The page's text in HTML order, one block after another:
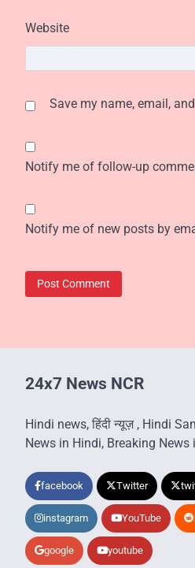
Website
Save my name, email,
Notify me of follow-up
Notify me of new posts by
24x7 News NCR
Hindi news, हिंदी न्यूज़ , Hindi
News in Hindi, Breaking News
facebook Twitter
instagram YouTube
google youtube